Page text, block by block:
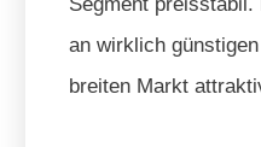
an wirklich
breiten Markt